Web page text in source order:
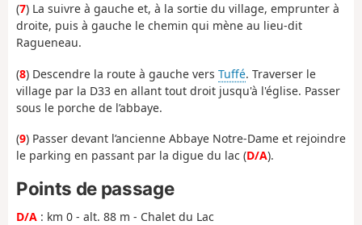
(7) La suivre à gauche et, à la sortie du village, emprunter à
droite, puis à gauche le chemin qui mène au lieu-dit
Ragueneau.
(8) Descendre la route à gauche vers Tuffé. Traverser le
village par la D33 en allant tout droit jusqu'à l'église. Passer
sous le porche de l’abbaye.
(9) Passer devant l’ancienne Abbaye Notre-Dame et rejoindre
le parking en passant par la digue du lac (D/A).
Points de passage
D/A : km 0 - alt. 88 m - Chalet du Lac